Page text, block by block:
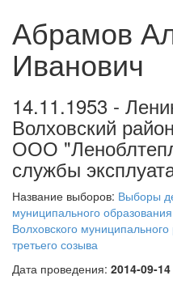
Абрамов
Иванович
14.11.1953 -
Волховский
ООО
службы
Название выборов: Выборы
муниципального
Волховского
третьего созыва
Дата проведения: 2014-09-14